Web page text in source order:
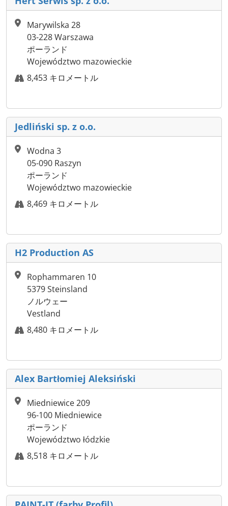
Marywilska 28
03-228 Warszawa
ポーランド
Województwo mazowieckie
8,453 キロメートル
Jedliński sp. z o.o.
Wodna 3
05-090 Raszyn
ポーランド
Województwo mazowieckie
8,469 キロメートル
H2 Production AS
Rophammaren 10
5379 Steinsland
ノルウェー
Vestland
8,480 キロメートル
Alex Bartłomiej Aleksiński
Miedniewice 209
96-100 Miedniewice
ポーランド
Województwo łódzkie
8,518 キロメートル